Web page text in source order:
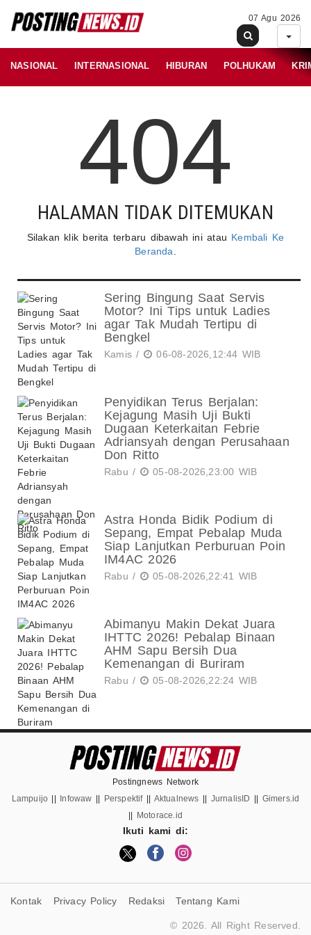
07 Agu 2026
NASIONAL INTERNASIONAL HIBURAN POLHUKAM
404
HALAMAN TIDAK DITEMUKAN
Silakan klik berita terbaru dibawah ini atau Kembali Ke
Beranda
Sering Bingung Saat Servis
Motor? Ini Tips untuk Ladies
agar Tak Mudah Tertipu di
Bengkel
Kamis / 06-08-2026,12:44 WIB
Penyidikan Terus Berjalan:
Kejagung Masih Uji Bukti
Dugaan Keterkaitan Febrie
Adriansyah dengan Perusahaan
Don Ritto
Rabu / 05-08-2026,23:00 WIB
Astra Honda Bidik Podium di
Sepang, Empat Pebalap Muda
Siap Lanjutkan Perburuan Poin
IM4AC 2026
Rabu / 05-08-2026,22:41 WIB
Abimanyu Makin Dekat Juara
IHTTC 2026! Pebalap Binaan
AHM Sapu Bersih Dua
Kemenangan di Buriram
Rabu / 05-08-2026,22:24 WIB
Postingnews Network
Lampuijo
Infowaw Perspektif|| Aktualnews JurnalisID
Gimers.id
Motorace.id
Ikuti kami di:
Kontak Privacy Policy Redaksi Tentang Kami
© 2026. All Right Reserved.